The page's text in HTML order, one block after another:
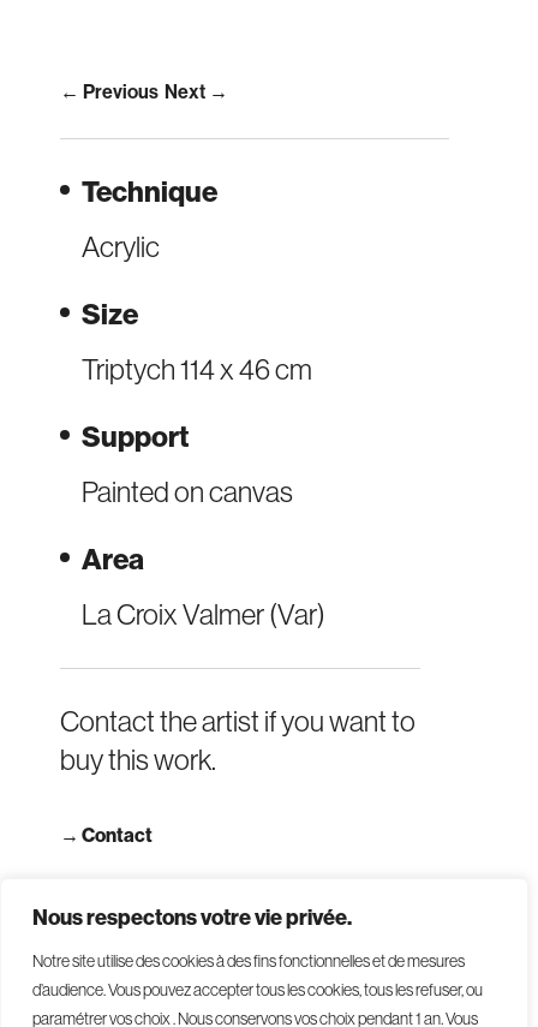
Nous respectons votre vie privée.
Notre site utilise des cookies à des fins fonctionnelles et de mesures
d’audience. Vous pouvez accepter tous les cookies, tous les refuser, ou
paramétrer vos choix . Nous conservons vos choix pendant 1 an.Vous
Technique
Acrylic
Size
Triptych 114 x 46 cm
Support
Painted on canvas
Area
La Croix Valmer (Var)
Contact the artist if you want to
buy this work.
→ Contact
← Previous Next →